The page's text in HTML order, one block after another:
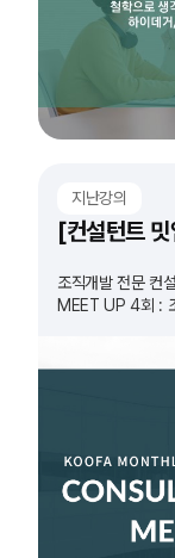
지난강의
[컨설턴트
조직개발 전문 컨
MEET UP 4회 :